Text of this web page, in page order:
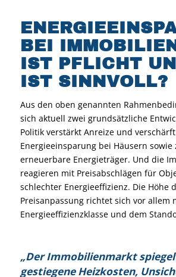
BEI
IST PFLICHT
IST SINNVOLL?
Aus den oben genannten
sich aktuell zwei grundsätzliche
Politik verstärkt Anreize und
Energieeinsparung bei Häusern sowie
erneuerbare Energieträger. Und die
reagieren mit Preisabschlägen für
schlechter Energieeffizienz. Die Höhe
Preisanpassung richtet sich vor allem
Energieeffizienzklasse und dem
„Der Immobilienmarkt
gestiegene Heizkosten,